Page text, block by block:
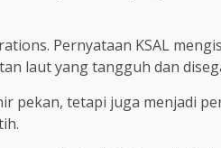
Pernyataan KSAL
laut yang tangguh dan
pekan, tetapi juga menjadi